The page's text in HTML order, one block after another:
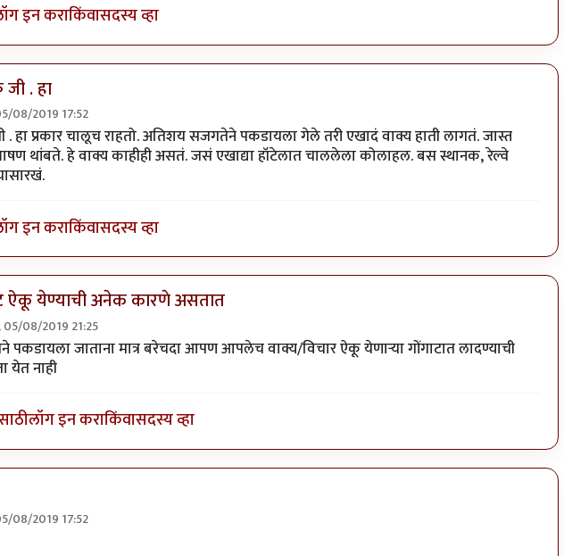
इन कराकिंवासदस्य व्हा
. हा
08/2019 17:52
. हा प्रकार चालूच राहतो. अतिशय सजगतेने पकडायला गेले तरी एखादं वाक्य हाती लागतं. जास्त
थांबते. हे वाक्य काहीही असतं. जसं एखाद्या हॉटेलात चाललेला कोलाहल. बस स्थानक, रेल्वे
इन कराकिंवासदस्य व्हा
ऐकू येण्याची अनेक कारणे असतात
05/08/2019 21:25
जॉन विक्क जी . हाbyतमराज किल्विष
जाताना मात्र बरेचदा आपण आपलेच वाक्य/विचार ऐकू येणाऱ्या गोंगाटात लादण्याची
येत नाही
लॉग इन कराकिंवासदस्य व्हा
08/2019 17:52